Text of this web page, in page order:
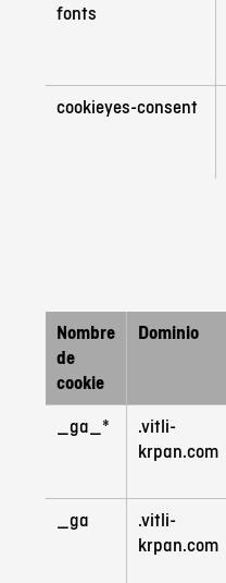
fonts
cookieyes-consent
Nombre
de
cookie
Dominio
_ga_*
.vitli-
krpan.com
_ga
.vitli-
krpan.com